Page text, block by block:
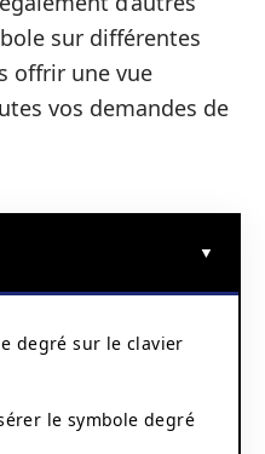
sur différentes
offrir une vue
vos demandes de
degré sur le clavier
le symbole degré